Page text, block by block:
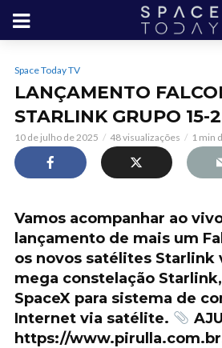
Space Today TV
LANÇAMENTO
STARLINK GRUPO 15-2
10 de julho de 2025 48 visualizações 1 min
Vamos acompanhar ao
lançamento de mais um
os novos satélites Starlink
mega constelação
SpaceX para sistema de
Internet via satélite.
https://